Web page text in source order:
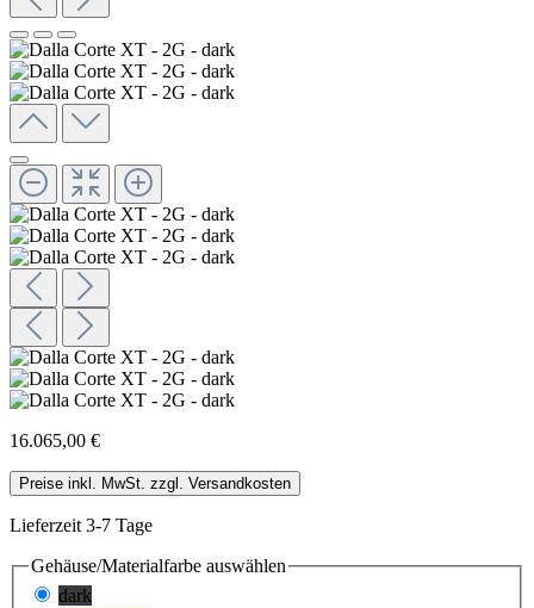
16.065,00 €
Preise inkl. MwSt. zzgl. Versandkosten
Lieferzeit 3-7 Tage
Gehäuse/Materialfarbe auswählen
dark